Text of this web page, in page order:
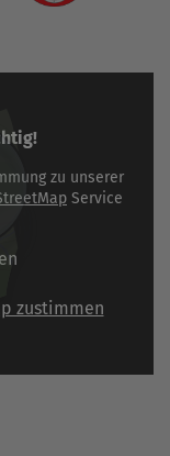
zu unserer
Service
zustimmen